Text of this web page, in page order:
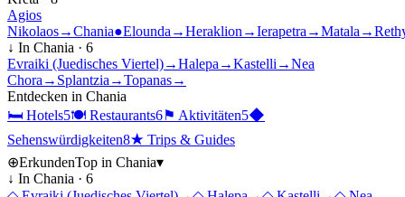
Agios
Nikolaos→Chania●Elounda →Heraklion →Ierapetra →Matala →
↓ In Chania · 6
Evraiki (Juedisches Viertel)→Halepa →Kastelli →Nea
Chora → Splantzia →Topanas→
Entdecken in Chania
🛏 Hotels5🍽 Restaurants6⚑ Aktivitäten5◆
Sehenswürdigkeiten8★ Trips & Guides
⊕ErkundenTop in Chania▾
↓ In Chania · 6